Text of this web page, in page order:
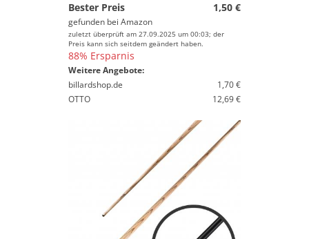
Bester Preis
1,50 €
gefunden bei Amazon
zuletzt überprüft am 27.09.2025 um 00:03; der
Preis kann sich seitdem geändert haben.
88% Ersparnis
Weitere Angebote:
billardshop.de
1,70 €
OTTO
12,69 €